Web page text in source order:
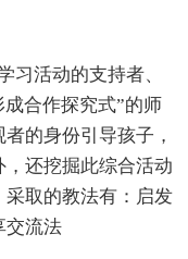
习活动的支持者、
合作探究式”的师
的身份引导孩子，
还挖掘此综合活动
取的教法有：启发
交流法